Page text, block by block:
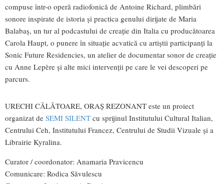
compuse într-o operă radiofonică de Antoine Richard, plimbări
sonore inspirate de istoria și practica genului dirijate de Maria
Balabaș, un tur al podcastului de creație din Italia cu producătoarea
Carola Haupt, o punere în situație acvatică cu artiștii participanți la
Sonic Future Residencies, un atelier de documentar sonor de creație
cu Anne Lepère și alte mici intervenții pe care le vei descoperi pe
parcurs.
URECHI CĂLĂTOARE, ORAȘ REZONANT este un proiect
organizat de SEMI SILENT cu sprijinul Institutului Cultural Italian,
Centrului Ceh, Institutului Francez, Centrului de Studii Vizuale și a
Librairie Kyralina.
Curator / coordonator: Anamaria Pravicencu
Comunicare: Rodica Săvulescu